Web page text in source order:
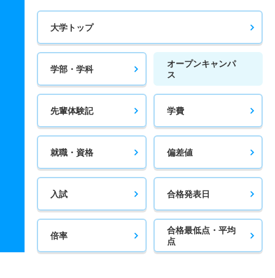
大学トップ
学部・学科
オープンキャンパ
ス
先輩体験記 学費
就職・資格 偏差値
入試 合格発表日
倍率
合格最低点・平均
点